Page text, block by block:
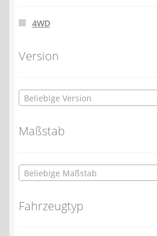
4WD
Version
Beliebige Version
Maßstab
Beliebige Maßstab
Fahrzeugtyp